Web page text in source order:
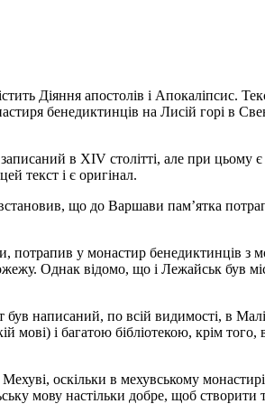
Діяння апостолів і Апокаліпсис.
бенедиктинців на Лисій горі в
в XIV столітті, але при цьому
текст і є оригінал.
що до Варшави пам’ятка
потрапив у монастир бенедиктинців з
Однак відомо, що і Лежайськ був
був написаний, по всій видимості, в
і багатою бібліотекою, крім того,
оскільки в мехувському
мову настільки добре, щоб створити